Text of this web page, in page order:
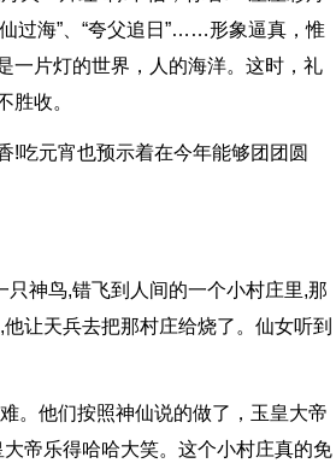
仙过海”、“夸父追日”……形象逼真，惟
一片灯的世界，人的海洋。这时，礼
胜收。
!吃元宵也预示着在今年能够团团圆
神鸟,错飞到人间的一个小村庄里,那
让天兵去把那村庄给烧了。仙女听到
。他们按照神仙说的做了，玉皇大帝
帝乐得哈哈大笑。这个小村庄真的免